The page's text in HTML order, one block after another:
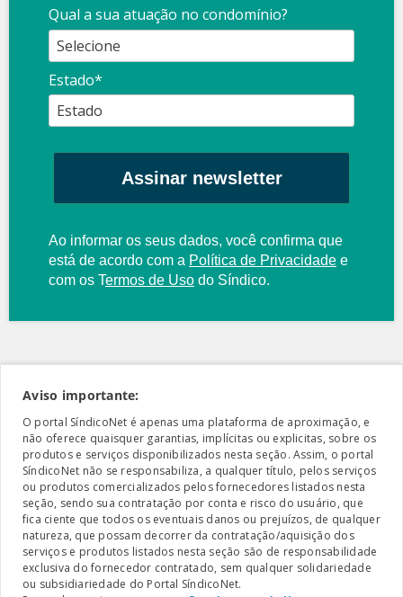
Qual a sua atuação no condomínio?
Estado*
Assinar newsletter
Ao informar os seus dados, você confirma que
está de acordo com a Política de Privacidade e
com os Termos de Uso do Síndico.
Aviso importante:
O portal SíndicoNet é apenas uma plataforma de aproximação, e
não oferece quaisquer garantias, implícitas ou explicitas, sobre os
produtos e serviços disponibilizados nesta seção. Assim, o portal
SíndicoNet não se responsabiliza, a qualquer título, pelos serviços
ou produtos comercializados pelos fornecedores listados nesta
seção, sendo sua contratação por conta e risco do usuário, que
fica ciente que todos os eventuais danos ou prejuízos, de qualquer
natureza, que possam decorrer da contratação/aquisição dos
serviços e produtos listados nesta seção são de responsabilidade
exclusiva do fornecedor contratado, sem qualquer solidariedade
ou subsidiariedade do Portal SíndicoNet.